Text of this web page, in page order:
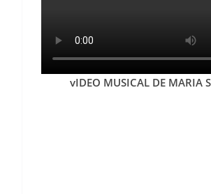
vIDEO MUSICAL DE MARIA